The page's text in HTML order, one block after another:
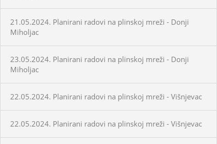
21.05.2024. Planirani radovi na plinskoj mreži - Donji
Miholjac
23.05.2024. Planirani radovi na plinskoj mreži - Donji
Miholjac
22.05.2024. Planirani radovi na plinskoj mreži - Višnjevac
22.05.2024. Planirani radovi na plinskoj mreži - Višnjevac